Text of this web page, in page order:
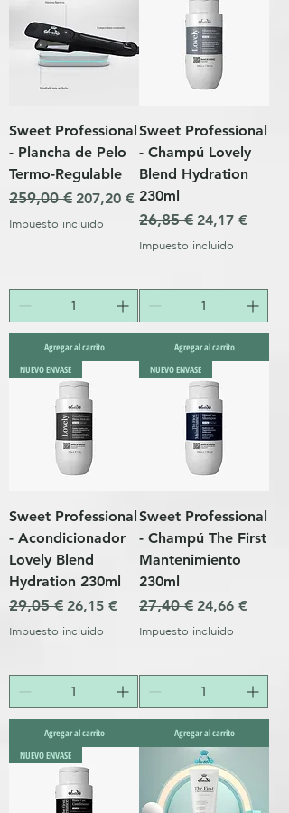
Sweet Professional
- Plancha de Pelo
Termo-Regulable
Precio
259,00 € Precio de oferta
207,20 €
Impuesto incluido
Agregar al carrito
Sweet Professional
- Champú Lovely
Blend Hydration
230ml
Precio
26,85 € Precio de
24,17 €
Impuesto incluido
Agregar al carrito
NUEVO ENVASE
Sweet Professional
- Acondicionador
Lovely Blend
Hydration 230ml
Precio
29,05 € Precio de oferta
26,15 €
Impuesto incluido
Agregar al carrito
NUEVO ENVASE
Sweet Professional
- Champú The First
Mantenimiento
230ml
Precio
27,40 € Precio de
24,66 €
Impuesto incluido
Agregar al carrito
NUEVO ENVASE